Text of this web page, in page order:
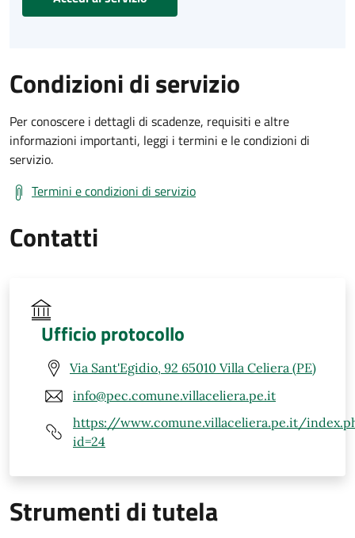
Condizioni di servizio
Per conoscere i dettagli di scadenze, requisiti e altre
informazioni importanti, leggi i termini e le condizioni di
servizio.
Termini e condizioni di servizio
Contatti
Ufficio protocollo
Via Sant'Egidio, 92 65010 Villa Celiera (PE)
info@pec.comune.villaceliera.pe.it
https://www.comune.villaceliera.pe.it/
id=24
Strumenti di tutela